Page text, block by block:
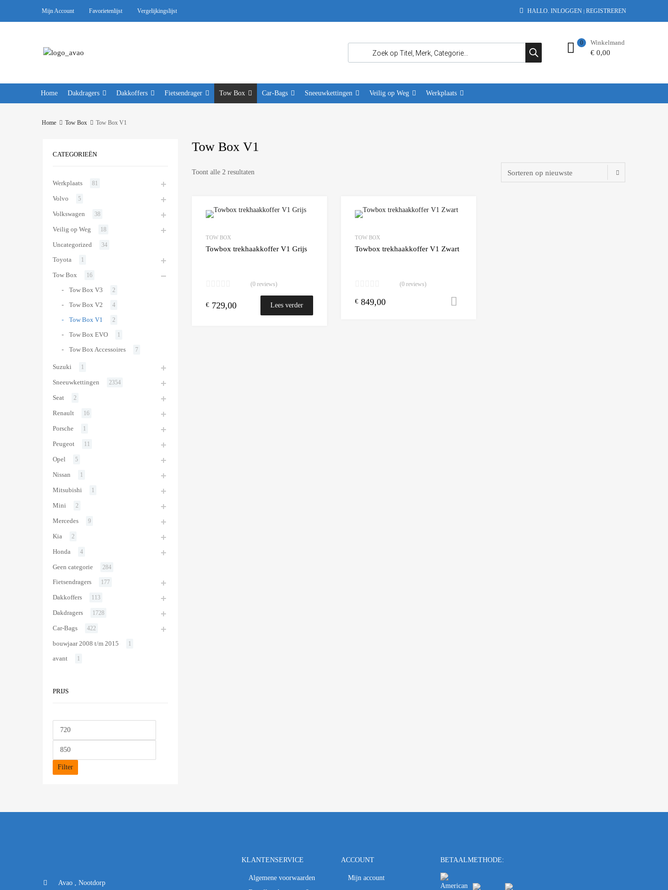
Mijn Account Favorietenlijst Vergelijkingslijst HALLO. INLOGGEN | REGISTREREN
Winkelmand
€ 0,00
0
Home Dakdragers Dakkoffers Fietsendrager Tow Box Car-Bags Sneeuwkettingen Veilig op Weg Werkplaats
Home Tow Box Tow Box V1
Tow Box V1
Toont alle 2 resultaten
Add to Wishlist
TOW BOX
Towbox trekhaakkoffer V1 Grijs
(0 reviews)
€ 729,00 Lees verder
TOW BOX
Towbox trekhaakkoffer V1 Zwart
(0 reviews)
€ 849,00
CATEGORIEËN
Werkplaats 81
Volvo 5
Volkswagen 38
Veilig op Weg 18
Uncategorized 34
Toyota 1
Tow Box 16
Tow Box V3 2
Tow Box V2 4
Tow Box V1 2
Tow Box EVO 1
Tow Box Accessoires 7
Suzuki 1
Sneeuwkettingen 2354
Seat 2
Renault 16
Porsche 1
Peugeot 11
Opel 5
Nissan 1
Mitsubishi 1
Mini 2
Mercedes 9
Kia 2
Honda 4
Geen categorie 284
Fietsendragers 177
Dakkoffers 113
Dakdragers 1728
Car-Bags 422
bouwjaar 2008 t/m 2015 1
avant 1
PRIJS
Filter
Avao , Nootdorp
KLANTENSERVICE
Algemene voorwaarden
ACCOUNT
Mijn account
BETAALMETHODE: